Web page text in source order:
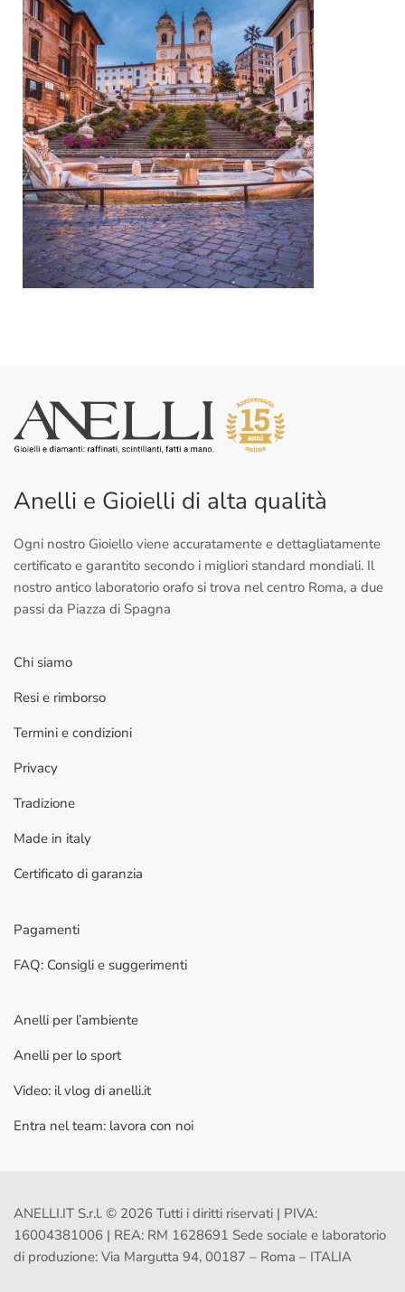
Anelli e Gioielli di alta qualità
Ogni nostro Gioiello viene accuratamente e dettagliatamente
certificato e garantito secondo i migliori standard mondiali. Il
nostro antico laboratorio orafo si trova nel centro Roma, a due
passi da Piazza di Spagna
Chi siamo
Resi e rimborso
Termini e condizioni
Privacy
Tradizione
Made in italy
Certificato di garanzia
Pagamenti
FAQ: Consigli e suggerimenti
Anelli per l’ambiente
Anelli per lo sport
Video: il vlog di anelli.it
Entra nel team: lavora con noi
ANELLI.IT S.r.l. © 2026 Tutti i diritti riservati | PIVA:
16004381006 | REA: RM 1628691 Sede sociale e laboratorio
di produzione: Via Margutta 94, 00187 – Roma – ITALIA